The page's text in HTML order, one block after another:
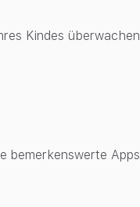
Kindes überwachen
bemerkenswerte Apps